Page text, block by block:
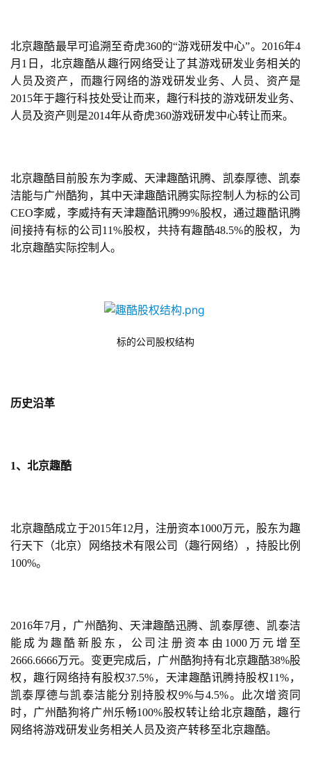
北京趣酷最早可追溯至奇虎360的“游戏研发中心”。2016年4
月1日，北京趣酷从趣行网络受让了其游戏研发业务相关的
人员及资产，而趣行网络的游戏研发业务、人员、资产是
2015年于趣行科技处受让而来，趣行科技的游戏研发业务、
人员及资产则是2014年从奇虎360游戏研发中心转让而来。
北京趣酷目前股东为李威、天津趣酷讯腾、凯泰厚德、凯泰
洁能与广州酷狗，其中天津趣酷讯腾实际控制人为标的公司
CEO李威，李威持有天津趣酷讯腾99%股权，通过趣酷讯腾
间接持有标的公司11%股权，共持有趣酷48.5%的股权，为
北京趣酷实际控制人。
标的公司股权结构
历史沿革
1、北京趣酷
北京趣酷成立于2015年12月，注册资本1000万元，股东为趣
行天下（北京）网络技术有限公司（趣行网络），持股比例
100%。
2016年7月，广州酷狗、天津趣酷迅腾、凯泰厚德、凯泰洁
能成为趣酷新股东，公司注册资本由1000万元增至
2666.6666万元。变更完成后，广州酷狗持有北京趣酷38%股
权，趣行网络持有股权37.5%，天津趣酷讯腾持股权11%，
凯泰厚德与凯泰洁能分别持股权9%与4.5%。此次增资同
时，广州酷狗将广州乐畅100%股权转让给北京趣酷，趣行
网络将游戏研发业务相关人员及资产转移至北京趣酷。